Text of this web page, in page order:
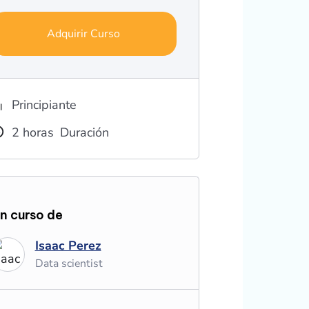
Adquirir Curso
Principiante
2 horas Duración
curso de
Isaac Perez
Data scientist